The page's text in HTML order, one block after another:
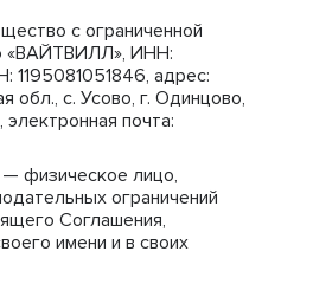
с ограниченной
«ВАЙТВИЛЛ», ИНН:
адрес:
обл., с. Усово, г. Одинцово,
почта:
физическое лицо,
ограничений
Соглашения,
имени и в своих